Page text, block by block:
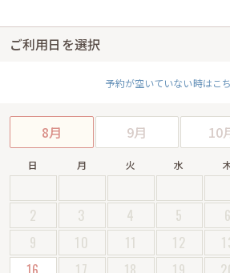
ご利用日を選択
予約が空いていない時はこ
8月 9月 10
日 月 火 水
2
3 4 5 6
9
10 11 12